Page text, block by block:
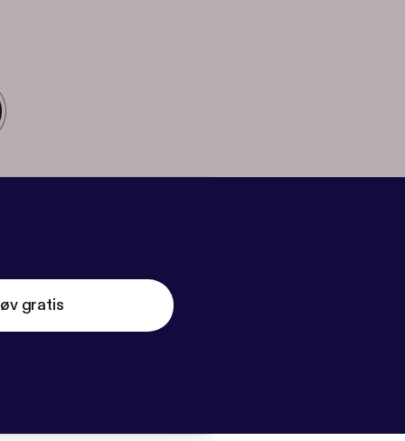
gratis